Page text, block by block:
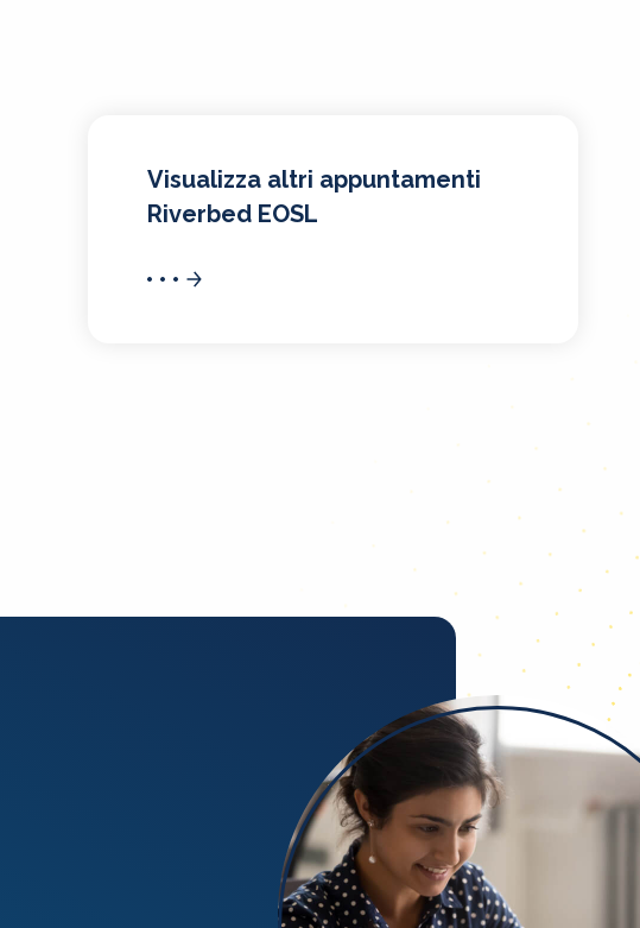
Visualizza altri appuntamenti
Riverbed EOSL